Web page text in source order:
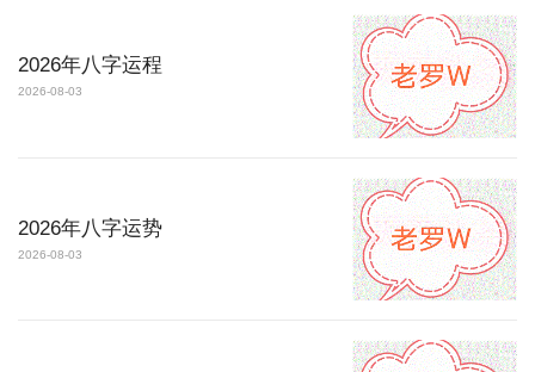
2026年八字运程
2026-08-03
2026年八字运势
2026-08-03